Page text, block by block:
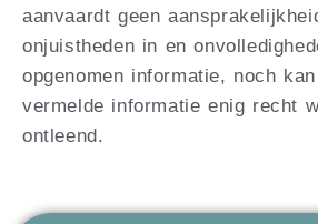
aanvaardt geen
onjuistheden in en
opgenomen informatie, noch
vermelde informatie enig recht
ontleend.